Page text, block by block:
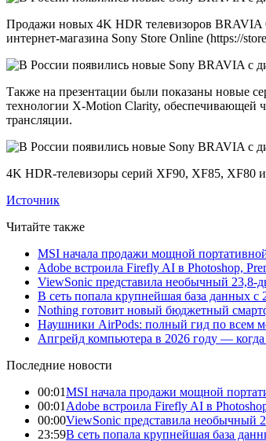
Продажи новых 4K HDR телевизоров BRAVIA
интернет-магазина Sony Store Online (https://
Также на презентации были показаны новые
технологии X-Motion Clarity, обеспечивающей
трансляции.
4K HDR-телевизоры серий XF90, XF85, XF80
Источник
Читайте также
MSI начала продажи мощной
Adobe встроила Firefly AI в Photoshop,
ViewSonic представила необычный
В сеть попала крупнейшая база данных с
Nothing готовит новый бюджетный
Наушники AirPods: полный гид по всем
Апгрейд компьютера в 2026 году —
Последние новости
00:01MSI начала продажи мощной
00:01 Adobe встроила Firefly AI в
00:00ViewSonic представила необычный
23:59В сеть попала крупнейшая база